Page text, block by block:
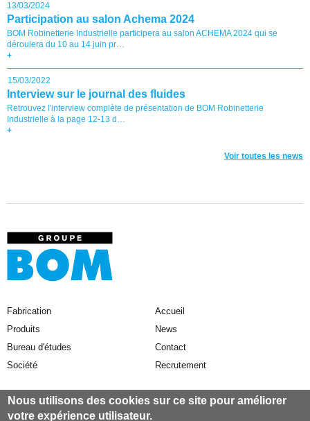
13/03/2024
Participation au salon Achema 2024
BOM Robinetterie Industrielle participera au salon ACHEMA 2024 qui se
déroulera du 10 au 14 juin pr…
+
15/03/2022
Interview sur le journal des fluides
Retrouvez l'interview complète de présentation de BOM Robinetterie
Industrielle à la page 12-13 d…
+
Voir toutes les news
Fabrication
Produits
Bureau d'études
Société
Accueil
News
Contact
Recrutement
BOM
ZA Est "Les Rubines"
24 rue Pierre MENDES FRANCE
Nous utilisons des cookies sur ce site pour améliorer
votre expérience utilisateur.